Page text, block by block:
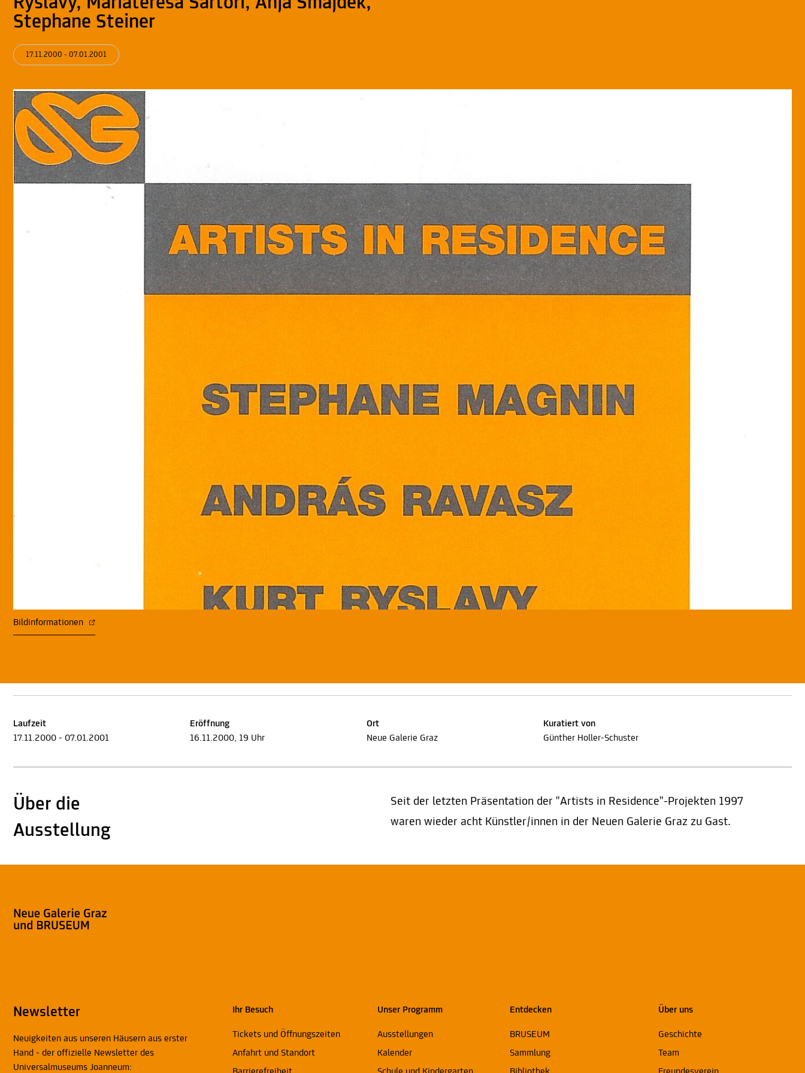
Stephane Steiner
17.11.2000 - 07.01.2001
Bildinformationen
Laufzeit
17.11.2000 - 07.01.2001
Eröffnung
16.11.2000, 19 Uhr
Ort
Neue Galerie Graz
Kuratiert von
Günther Holler-Schuster
Über die
Ausstellung
Seit der letzten Präsentation der "Artists in Residence"-Projekten 1997
waren wieder acht Künstler/innen in der Neuen Galerie Graz zu Gast.
Newsletter
Neuigkeiten aus unseren Häusern aus erster
Hand - der offizielle Newsletter des
Universalmuseums Joanneum:
Ihr Besuch
Tickets und Öffnungszeiten
Anfahrt und Standort
Unser Programm
Ausstellungen
Kalender
Entdecken
BRUSEUM
Sammlung
Über uns
Geschichte
Team